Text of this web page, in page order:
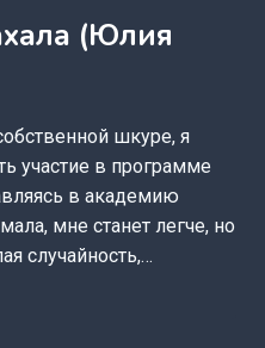
(Юлия
шкуре, я
участие в программе
в академию
мне станет легче, но
случайность,…